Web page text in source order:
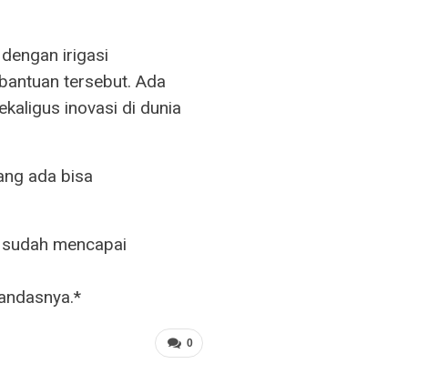
irigasi
tersebut. Ada
inovasi di dunia
ada bisa
mencapai
0